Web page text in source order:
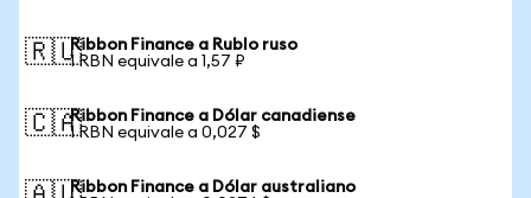
🇷🇺Ribbon Finance a Rublo ruso
1 RBN equivale a 1,57 ₽
🇨🇦Ribbon Finance a Dólar canadiense
1 RBN equivale a 0,027 $
Ribbon Finance a Dólar australiano